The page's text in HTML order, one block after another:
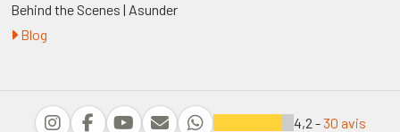
Behind the Scenes | Asunder
Blog
4,2 -30 avis